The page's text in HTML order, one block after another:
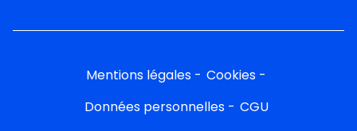
Mentions légales
Cookies
Données personnelles
CGU